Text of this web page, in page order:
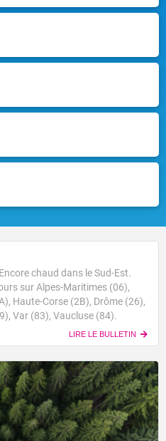
chaud dans le Sud-Est.
sur Alpes-Maritimes (06),
Haute-Corse (2B), Drôme (26),
Var (83), Vaucluse (84).
LIRE LE BULLETIN